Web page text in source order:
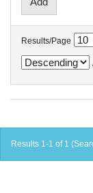
Results/Page
Results 1-1 of 1